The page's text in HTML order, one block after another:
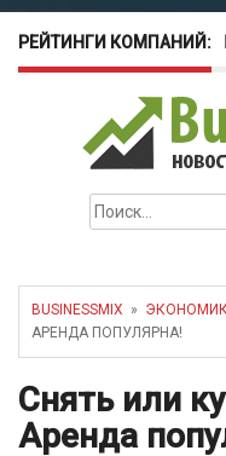
РЕЙТИНГИ КОМПАНИЙ:
Найти:
BUSINESSMIX »
АРЕНДА ПОПУЛЯРНА!
Снять или
Аренда